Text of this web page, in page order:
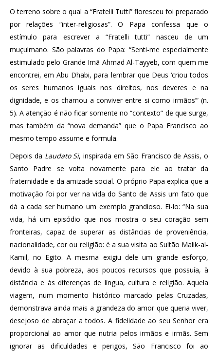
O terreno sobre o qual a “Fratelli Tutti” floresceu foi preparado
por relações “inter-religiosas”. O Papa confessa que o
estímulo para escrever a “Fratelli tutti” nasceu de um
muçulmano. São palavras do Papa: “Senti-me especialmente
estimulado pelo Grande Imã Ahmad Al-Tayyeb, com quem me
encontrei, em Abu Dhabi, para lembrar que Deus ‘criou todos
os seres humanos iguais nos direitos, nos deveres e na
dignidade, e os chamou a conviver entre si como irmãos’” (n.
5). A atenção é não ficar somente no “contexto” de que surge,
mas também da “nova demanda” que o Papa Francisco ao
mesmo tempo assume e formula.
Depois da Laudato Si, inspirada em São Francisco de Assis, o
Santo Padre se volta novamente para ele ao tratar da
fraternidade e da amizade social. O próprio Papa explica que a
motivação foi por ver na vida do Santo de Assis um fato que
dá a cada ser humano um exemplo grandioso. Ei-lo: “Na sua
vida, há um episódio que nos mostra o seu coração sem
fronteiras, capaz de superar as distâncias de proveniência,
nacionalidade, cor ou religião: é a sua visita ao Sultão Malik-al-
Kamil, no Egito. A mesma exigiu dele um grande esforço,
devido à sua pobreza, aos poucos recursos que possuía, à
distância e às diferenças de língua, cultura e religião. Aquela
viagem, num momento histórico marcado pelas Cruzadas,
demonstrava ainda mais a grandeza do amor que queria viver,
desejoso de abraçar a todos. A fidelidade ao seu Senhor era
proporcional ao amor que nutria pelos irmãos e irmãs. Sem
ignorar as dificuldades e perigos, São Francisco foi ao